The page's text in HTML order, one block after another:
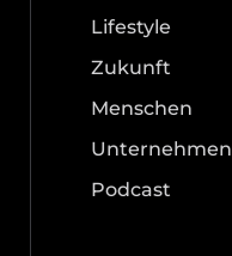
Lifestyle
Zukunft
Menschen
Unternehmen
Podcast